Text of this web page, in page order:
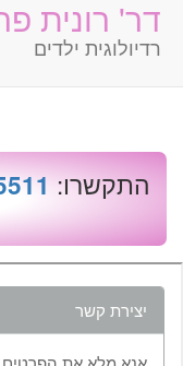
דר' רונית
רדיולוגית ילדים
התקשרו: